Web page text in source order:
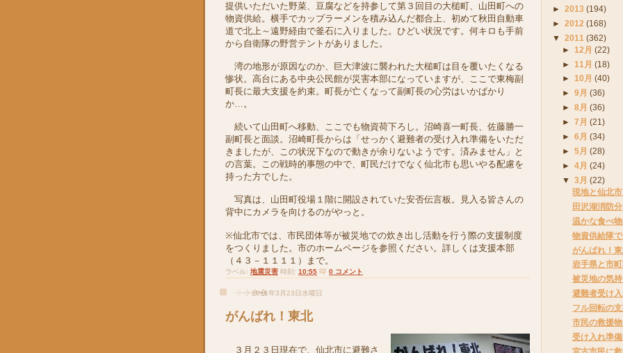
提供いただいた野菜、豆腐などを持参して第３回目の大槌町、山田町への
物資供給。横手でカップラーメンを積み込んだ都合上、初めて秋田自動車
道で北上～遠野経由で釜石に入りました。ひどい状況です。何キロも手前
から自衛隊の野営テントがありました。
湾の地形が原因なのか、巨大津波に襲われた大槌町は目を覆いたくなる
惨状。高台にある中央公民館が災害本部になっていますが、ここで東梅副
町長に最大支援を約束。町長が亡くなって副町長の心労はいかばかり
か…。
続いて山田町へ移動、ここでも物資荷下ろし。沼崎喜一町長、佐藤勝一
副町長と面談。沼崎町長からは「せっかく避難者の受け入れ準備をいただ
きましたが、この状況下なので動きが余りないようです。済みません」と
の言葉。この戦時的事態の中で、町民だけでなく仙北市も思いやる配慮を
持った方でした。
写真は、山田町役場１階に開設されていた安否伝言板。見入る皆さんの
背中にカメラを向けるのがやっと。
※仙北市では、市民団体等が被災地での炊き出し活動を行う際の支援制度
をつくりました。市のホームページを参照ください。詳しくは支援本部
（４３－１１１１）まで。
ラベル: 地震災害 時刻: 10:55 0 コメント
2011年3月23日水曜日
がんばれ！東北
３月２３日現在で、仙北市に避難さ
► 2013 (194)
► 2012 (168)
▼ 2011 (362)
► 12月(22)
► 11月(18)
► 10月(40)
►9月(36)
►8月(36)
►7月(21)
►6月(34)
►5月(28)
►4月(24)
▼3月(22)
現地と仙北
田沢湖消防
温かな食べ
物資供給隊
がんばれ！
岩手県と市
被災地の気
避難者受け
フル回転の
市民の救援
受け入れ準